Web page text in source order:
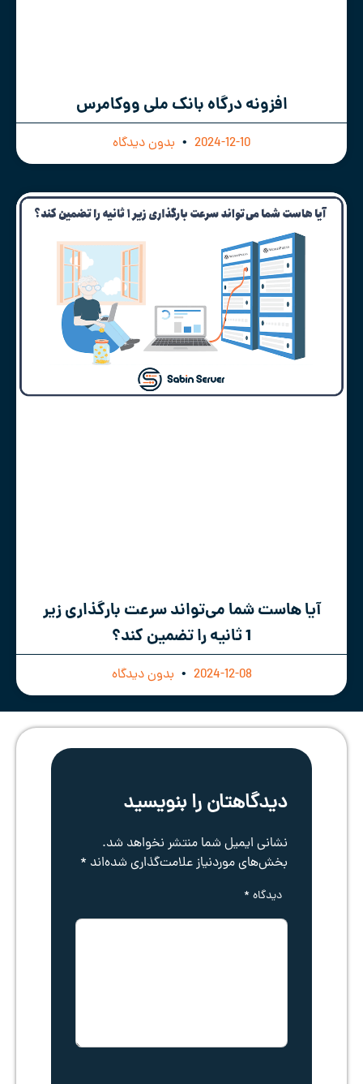
افزونه درگاه بانک ملی ووکامرس
2024-12-10 بدون دیدگاه
آیا هاست شما می‌تواند سرعت بارگذاری زیر
1 ثانیه را تضمین کند؟
2024-12-08 بدون دیدگاه
دیدگاهتان را بنویسید
نشانی ایمیل شما منتشر نخواهد شد.
بخش‌های موردنیاز علامت‌گذاری شده‌اند *
دیدگاه*